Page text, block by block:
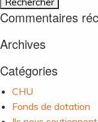
Commentaires
Archives
Catégories
CHU
Fonds de dotation